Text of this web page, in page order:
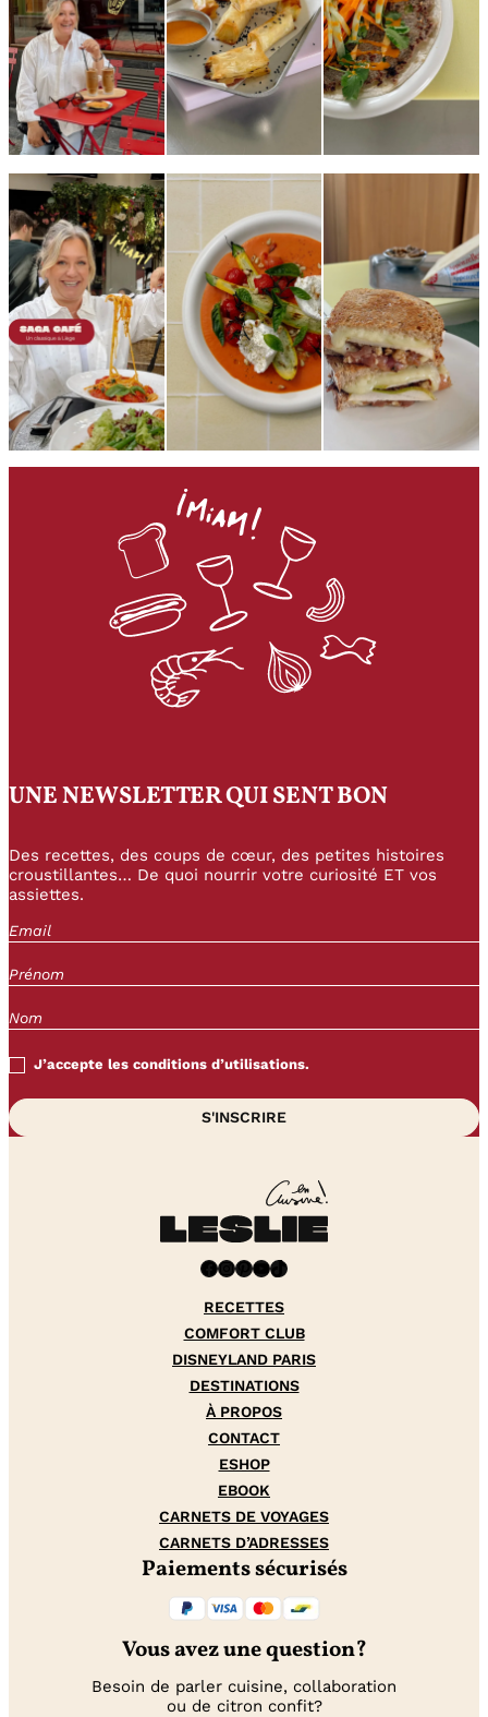
UNE NEWSLETTER QUI SENT BON
Des recettes, des coups de cœur, des petites histoires
croustillantes… De quoi nourrir votre curiosité ET vos
assiettes.
J’accepte les conditions d’utilisations.
Facebook InstagramPinterest YouTube TikTok
RECETTES
COMFORT CLUB
DISNEYLAND PARIS
DESTINATIONS
À PROPOS
CONTACT
ESHOP
EBOOK
CARNETS DE VOYAGES
CARNETS D’ADRESSES
Paiements sécurisés
Vous avez une question?
Besoin de parler cuisine, collaboration
ou de citron confit?